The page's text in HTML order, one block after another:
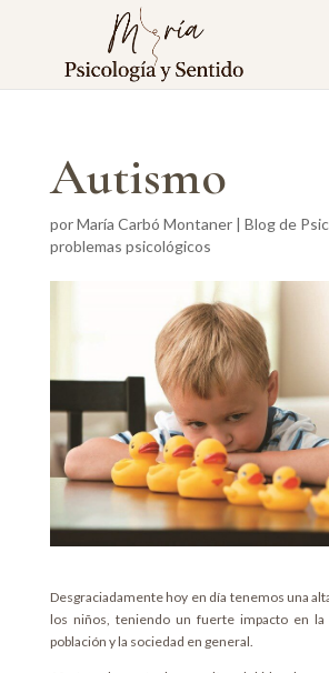
Autismo
porMaría Carbó Montaner| Blog de
problemas psicológicos
Desgraciadamente hoy en día tenemos una
los niños, teniendo un fuerte impacto en la
población y la sociedad en general.